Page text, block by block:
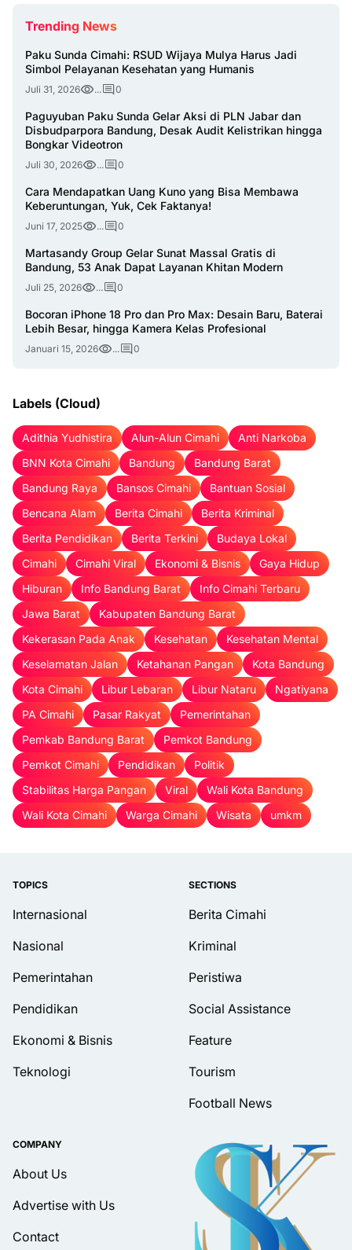
Trending News
Paku Sunda Cimahi: RSUD Wijaya Mulya Harus Jadi
Simbol Pelayanan Kesehatan yang Humanis
Juli 31, 2026 ... 0
Paguyuban Paku Sunda Gelar Aksi di PLN Jabar dan
Disbudparpora Bandung, Desak Audit Kelistrikan hingga
Bongkar Videotron
Juli 30, 2026 ... 0
Cara Mendapatkan Uang Kuno yang Bisa Membawa
Keberuntungan, Yuk, Cek Faktanya!
Juni 17, 2025 ... 0
Martasandy Group Gelar Sunat Massal Gratis di
Bandung, 53 Anak Dapat Layanan Khitan Modern
Juli 25, 2026 ... 0
Bocoran iPhone 18 Pro dan Pro Max: Desain Baru, Baterai
Lebih Besar, hingga Kamera Kelas Profesional
Januari 15, 2026 ... 0
Labels (Cloud)
Adithia Yudhistira Alun-Alun Cimahi
Anti Narkoba
BNN Kota Cimahi
Bandung
Bandung Barat
Bandung Raya
Bansos Cimahi
Bantuan Sosial
Bencana Alam
Berita Cimahi
Berita Kriminal
Berita Pendidikan
Berita Terkini
Budaya Lokal
Cimahi
Cimahi Viral Ekonomi & Bisnis
Gaya Hidup
Hiburan
Info Bandung Barat
Info Cimahi Terbaru
Jawa Barat
Kabupaten Bandung Barat
Kekerasan Pada Anak
Kesehatan
Kesehatan Mental
Keselamatan Jalan
Ketahanan Pangan
Kota Bandung
Kota Cimahi
Libur Lebaran Libur Nataru
Ngatiyana
PA Cimahi
Pasar Rakyat
Pemerintahan
Pemkab Bandung Barat
Pemkot Bandung
Pemkot Cimahi
Pendidikan
Politik
Stabilitas Harga Pangan
Viral
Wali Kota Bandung
Wali Kota Cimahi
Warga Cimahi Wisata umkm
TOPICS
Internasional
Nasional
Pemerintahan
Pendidikan
Ekonomi & Bisnis
Teknologi
SECTIONS
Berita Cimahi
Kriminal
Peristiwa
Social Assistance
Feature
Tourism
Football News
COMPANY
About Us
Advertise with Us
Contact